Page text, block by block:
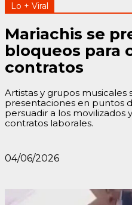
Lo + Viral
Mariachis se
bloqueos para
contratos
Artistas y grupos musicales
presentaciones en puntos
persuadir a los movilizados
contratos laborales.
04/06/2026